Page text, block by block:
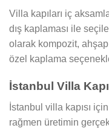
Villa kapıları iç
dış kaplaması ile
olarak kompozit,
özel kaplama
İstanbul Villa
İstanbul villa kapısı
rağmen üretimin